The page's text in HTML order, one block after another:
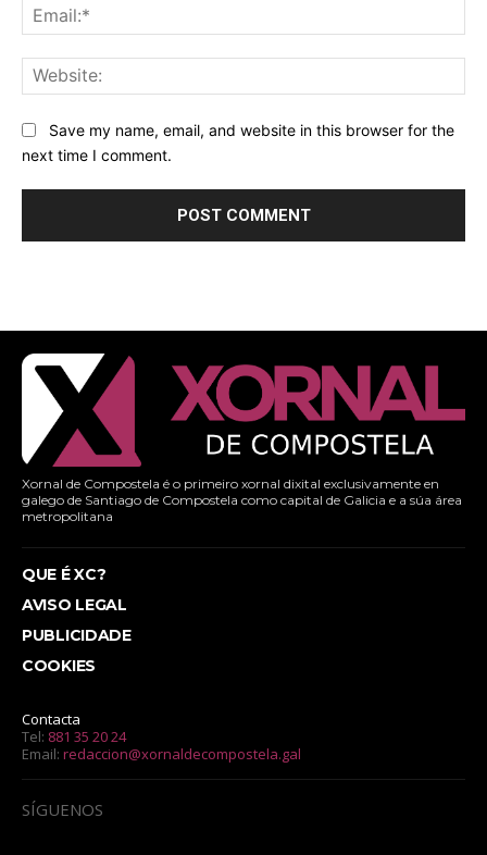
Save my name, email, and website in this browser for the
next time I comment.
Xornal de Compostela é o primeiro xornal dixital exclusivamente en
galego de Santiago de Compostela como capital de Galicia e a súa área
metropolitana
QUE É XC?
AVISO LEGAL
PUBLICIDADE
COOKIES
Contacta
Tel: 881 35 20 24
Email: redaccion@xornaldecompostela.gal
SÍGUENOS